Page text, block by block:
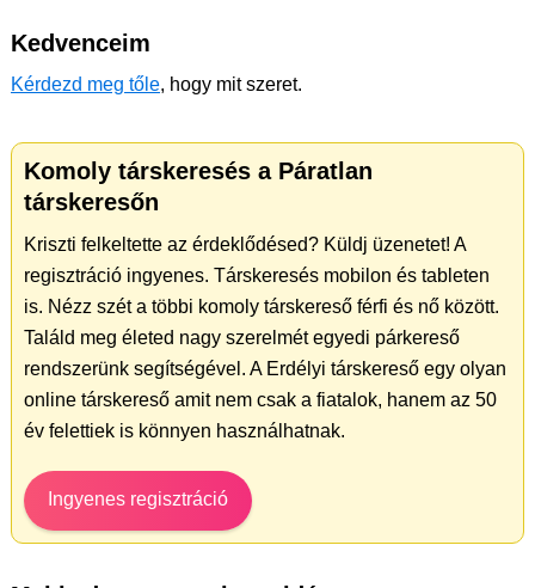
Kedvenceim
Kérdezd meg tőle, hogy mit szeret.
Komoly társkeresés a Páratlan
társkeresőn
Kriszti felkeltette az érdeklődésed? Küldj üzenetet! A
regisztráció ingyenes. Társkeresés mobilon és tableten
is. Nézz szét a többi komoly társkereső férfi és nő között.
Találd meg életed nagy szerelmét egyedi párkereső
rendszerünk segítségével. A Erdélyi társkereső egy olyan
online társkereső amit nem csak a fiatalok, hanem az 50
év felettiek is könnyen használhatnak.
Ingyenes regisztráció